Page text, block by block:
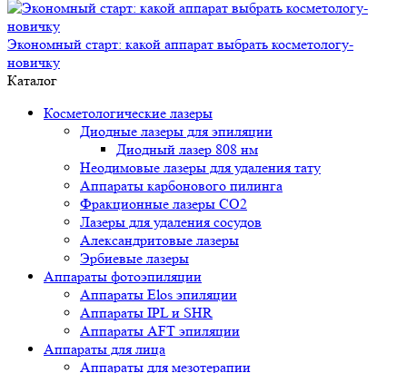
Экономный старт: какой аппарат выбрать косметологу-
новичку
Каталог
Косметологические лазеры
Диодные лазеры для эпиляции
Диодный лазер 808 нм
Неодимовые лазеры для удаления тату
Аппараты карбонового пилинга
Фракционные лазеры CO2
Лазеры для удаления сосудов
Александритовые лазеры
Эрбиевые лазеры
Аппараты фотоэпиляции
Аппараты Elos эпиляции
Аппараты IPL и SHR
Аппараты AFT эпиляции
Аппараты для лица
Аппараты для мезотерапии